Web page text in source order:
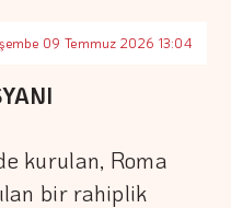
09 Temmuz 2026 13:04
kurulan, Roma
bir rahiplik